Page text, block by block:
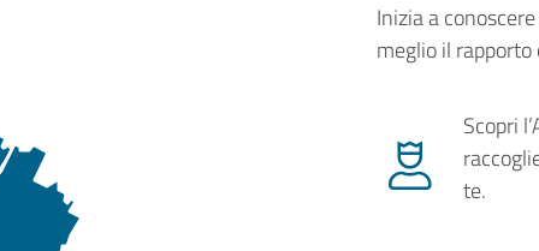
Inizia a
meglio il
Scopri
te.